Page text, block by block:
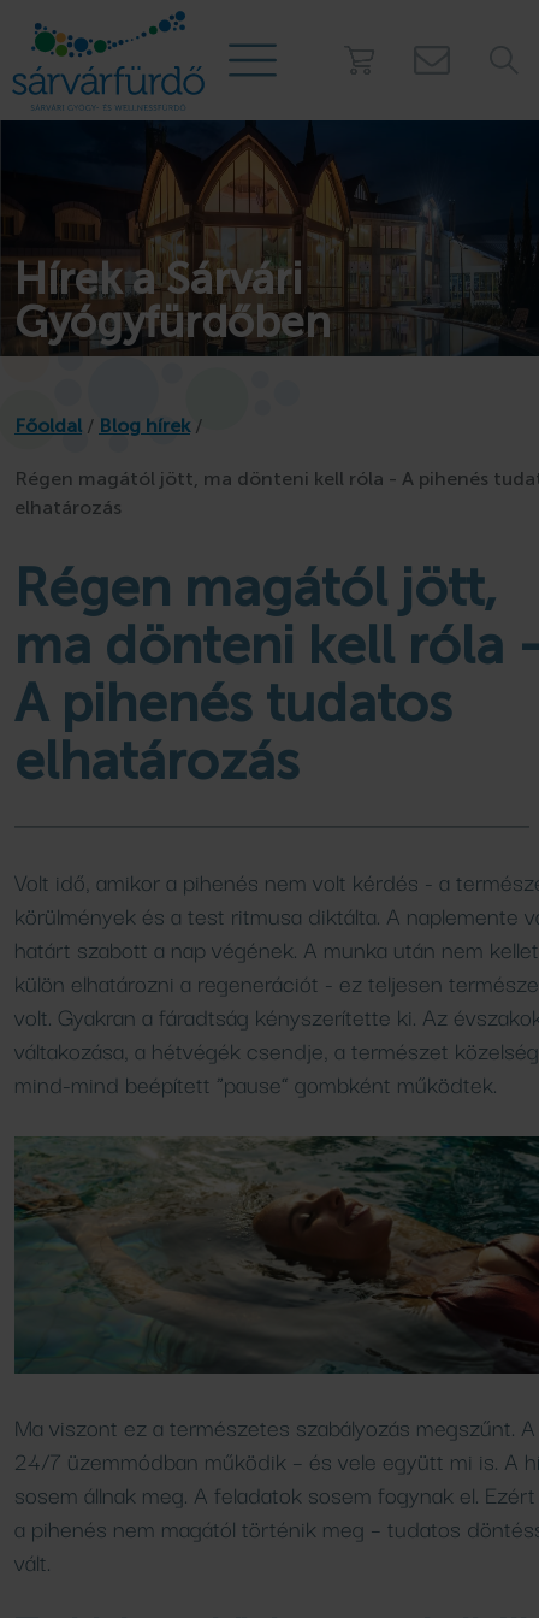
Családi élményfürdő
Bővebben
FÜRDŐ
Medencék
SZAUNA
Szaunavilág
Szaunaszeánszok
VENDÉGLÁTÁS
Vendéglátóhelyeink
Mobilházak a fürdő
kempingjében
Bővebben
Wellness csomagok
Bővebben
AJÁNLATOK
Aktuális ajánlataink
Naturkozmetikumok
PROGRAMOK
Táborok
Kalóztábor
Gézengúz tábor
Kamasz tábor
Story Camp - Sátortábor
Osztálykirándulás
Játszóház
Programok, hírek
Hírek a Sárvári
Gyógyfürdőben
Főoldal / Blog hírek /
Régen magától jött, ma dönteni kell róla - A pihenés
elhatározás
Régen magától jött,
ma dönteni kell róla
A pihenés tudatos
elhatározás
Volt idő, amikor a pihenés nem volt kérdés - a
körülmények és a test ritmusa diktálta. A naplemente
határt szabott a nap végének. A munka után nem
külön elhatározni a regenerációt - ez teljesen
volt. Gyakran a fáradtság kényszerítette ki. Az
váltakozása, a hétvégék csendje, a természet
mind-mind beépített “pause” gombként működtek.
Ma viszont ez a természetes szabályozás megszűnt.
24/7 üzemmódban működik – és vele együtt mi is. A
sosem állnak meg. A feladatok sosem fogynak el.
a pihenés nem magától történik meg – tudatos
vált.